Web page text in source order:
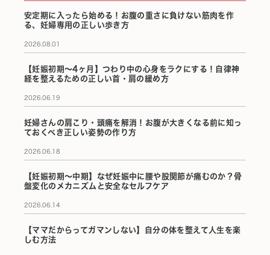
安定期に入ったら始める！お腹の重さに負けない筋肉を作
る、妊婦専用の正しい歩き方
2026.08.01
【妊娠初期〜4ヶ月】つわり中の心身をラクにする！自律神
経を整えるための正しい首・肩の緩め方
2026.06.19
妊婦さんの肩こり・頭痛を解消！お腹が大きくなる前に知っ
ておくべき正しい姿勢の作り方
2026.06.18
【妊娠初期〜中期】なぜ妊娠中に腰や股関節が痛むのか？骨
盤変化のメカニズムと安全なセルフケア
2026.06.14
【ママだからってガマンしない】自分の体を整えて人生を楽
しむ方法